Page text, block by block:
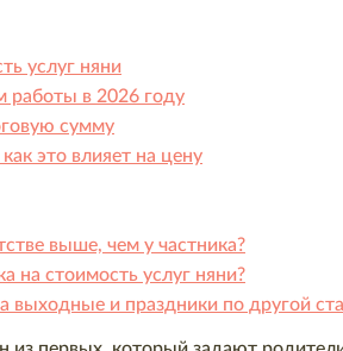
услуг няни
работы в 2026 году
сумму
это влияет на цену
выше, чем у частника?
на стоимость услуг няни?
выходные и праздники по другой